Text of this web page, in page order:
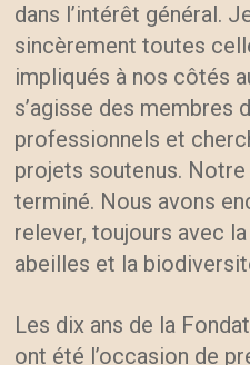
dans l’intérêt général.
sincèrement toutes
impliqués à nos côtés
s’agisse des membres
professionnels et
projets soutenus.
terminé. Nous avons
relever, toujours avec
abeilles et la
Les dix ans de la
ont été l’occasion de